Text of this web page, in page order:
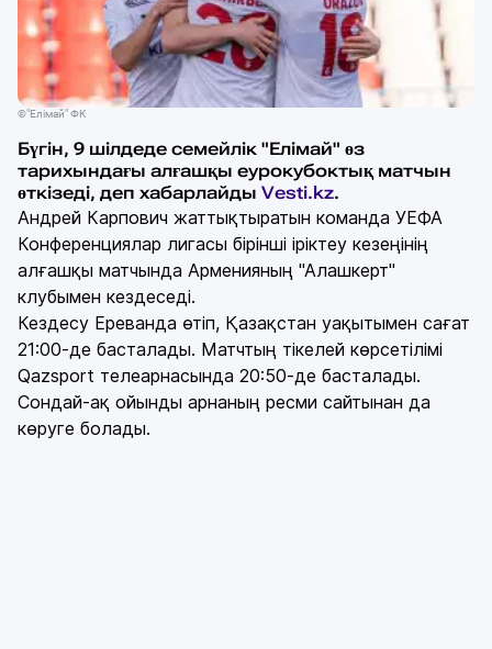
©"Елімай" ФК
Бүгін, 9 шілдеде семейлік "Елімай" өз
тарихындағы алғашқы еурокубоктық матчын
өткізеді, деп хабарлайды Vesti.kz.
Андрей Карпович жаттықтыратын команда УЕФА
Конференциялар лигасы бірінші іріктеу кезеңінің
алғашқы матчында Арменияның "Алашкерт"
клубымен кездеседі.
Кездесу Ереванда өтіп, Қазақстан уақытымен сағат
21:00-де басталады. Матчтың тікелей көрсетілімі
Qazsport телеарнасында 20:50-де басталады.
Сондай-ақ ойынды арнаның ресми сайтынан да
көруге болады.